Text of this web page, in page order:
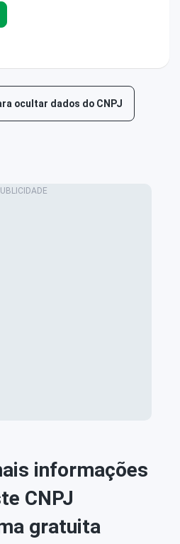
ocultar dados do CNPJ
informações
CNPJ
gratuita